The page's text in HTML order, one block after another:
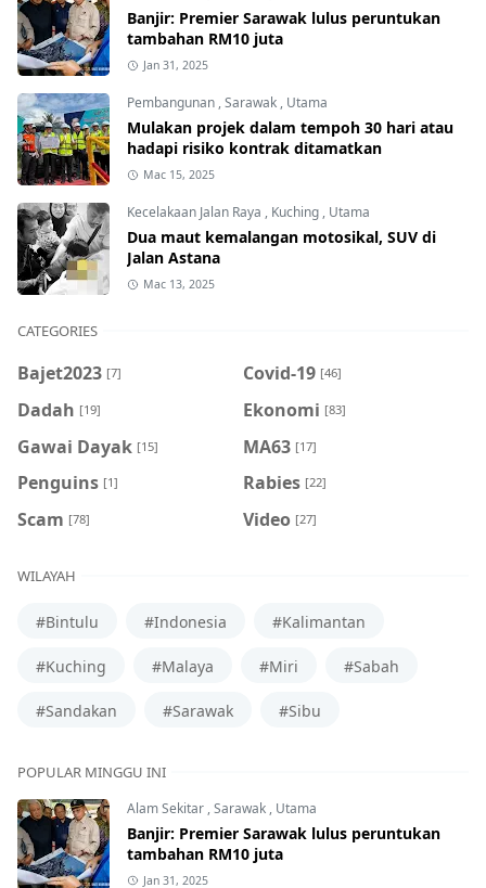
Banjir: Premier Sarawak lulus peruntukan
tambahan RM10 juta
Jan 31, 2025
Pembangunan ,Sarawak , Utama
Mulakan projek dalam tempoh 30 hari atau
hadapi risiko kontrak ditamatkan
Mac 15, 2025
Kecelakaan Jalan Raya , Kuching , Utama
Dua maut kemalangan motosikal, SUV di
Jalan Astana
Mac 13, 2025
CATEGORIES
Bajet2023 [7] Covid-19 [46]
Dadah [19] Ekonomi [83]
Gawai Dayak [15] MA63 [17]
Penguins [1] Rabies [22]
Scam [78] Video [27]
WILAYAH
#Bintulu #Indonesia #Kalimantan
#Kuching #Malaya #Miri #Sabah
#Sandakan #Sarawak #Sibu
POPULAR MINGGU INI
Alam Sekitar ,Sarawak , Utama
Banjir: Premier Sarawak lulus peruntukan
tambahan RM10 juta
Jan 31, 2025